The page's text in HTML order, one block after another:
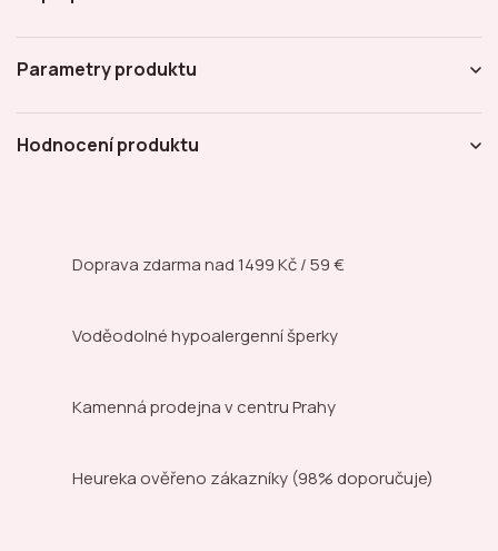
Parametry produktu
Hodnocení produktu
Doprava zdarma nad1499 Kč / 59 €
Voděodolné hypoalergenní šperky
Kamenná prodejnav centru Prahy
Heureka ověřeno zákazníky (98% doporučuje)